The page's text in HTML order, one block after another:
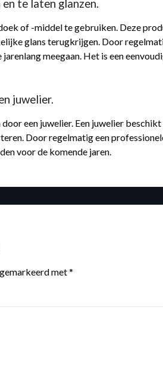
te laten glanzen.
of -middel te gebruiken. Deze
glans terugkrijgen. Door
meegaan. Het is een
juwelier.
een juwelier. Een juwelier
Door regelmatig een
voor de komende jaren.
met*